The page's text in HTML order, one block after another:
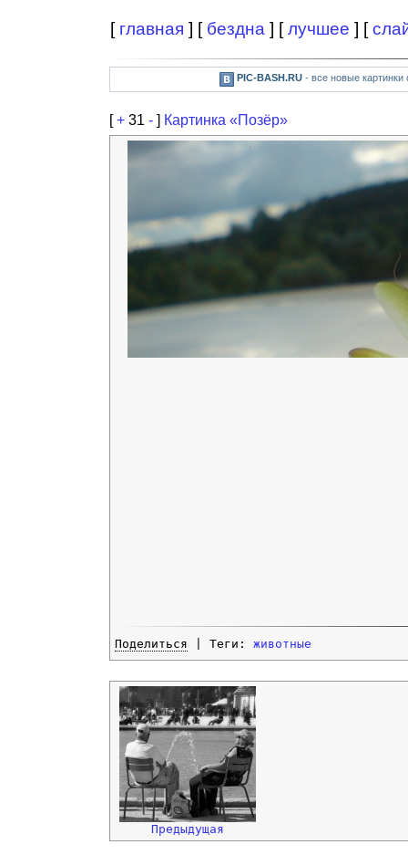
[ главная ] [ бездна ] [лучшее ] [
PIC-BASH.RU- все новые картинки
[+ 31 - ] Картинка «Позёр»
Поделиться | Теги: животные
Предыдущая